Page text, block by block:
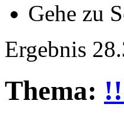
Gehe zu
Ergebnis
Thema: